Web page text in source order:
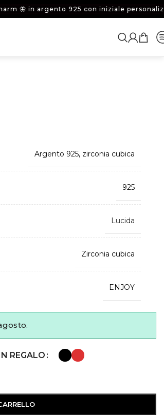
🦋 in argento 925 con iniziale
Argento 925, zirconia cubica
925
Lucida
Zirconia cubica
ENJOY
REGALO